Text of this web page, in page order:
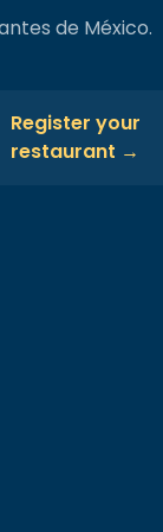
de México.
Register your
restaurant →